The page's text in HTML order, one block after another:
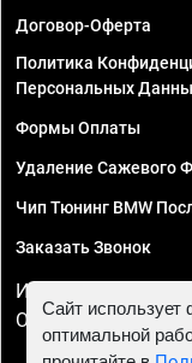
Договор-Оферта
Политика
Персональных
Формы Оплаты
Удаление Сажевого
Чип Тюнинг BMW
Заказать Звонок
ИП Смирнов
ОГРНИП
Сайт
оптимальной